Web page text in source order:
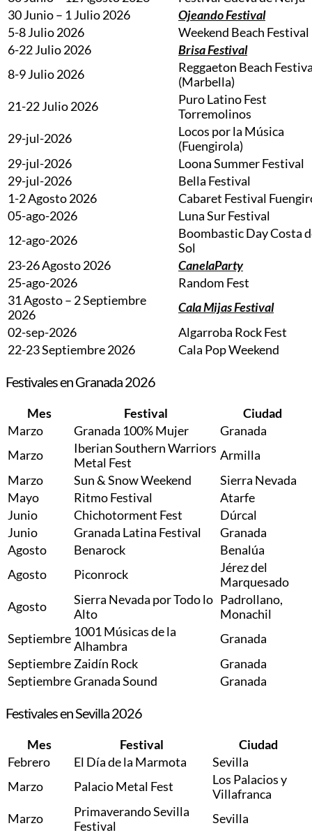
30 Junio – 1 Julio 2026
Ojeando Festival
5-8 Julio 2026
Weekend Beach Festival
6-22 Julio 2026
Brisa Festival
8-9 Julio 2026
Reggaeton Beach
(Marbella)
21-22 Julio 2026
Puro Latino Fest
Torremolinos
29-jul-2026
Locos por la Música
(Fuengirola)
29-jul-2026
Loona Summer Festival
29-jul-2026
Bella Festival
1-2 Agosto 2026
Cabaret Festival
05-ago-2026
Luna Sur Festival
12-ago-2026
Boombastic Day Costa
Sol
23-26 Agosto 2026
CanelaParty
25-ago-2026
Random Fest
31 Agosto – 2 Septiembre
2026
Cala Mijas Festival
02-sep-2026
Algarroba Rock Fest
22-23 Septiembre 2026
Cala Pop Weekend
Festivales en Granada 2026
Mes Festival
Ciudad
Marzo
Granada 100% Mujer
Granada
Marzo
Iberian Southern Warriors
Metal Fest
Armilla
Marzo
Sun & Snow Weekend
Sierra Nevada
Mayo
Ritmo Festival
Atarfe
Junio
Chichotorment Fest
Dúrcal
Junio
Granada Latina Festival
Granada
Agosto
Benarock
Benalúa
Agosto
Piconrock
Jérez del
Marquesado
Agosto
Sierra Nevada por Todo lo
Alto
Padrollano,
Monachil
Septiembre 1001 Músicas de la
Alhambra
Granada
Septiembre Zaidín Rock
Granada
SeptiembreGranada Sound Granada
Festivales en Sevilla 2026
Mes Festival
Ciudad
Febrero
El Día de la Marmota
Sevilla
Marzo
Palacio Metal Fest
Los Palacios y
Villafranca
Marzo
Primaverando Sevilla
Festival
Sevilla